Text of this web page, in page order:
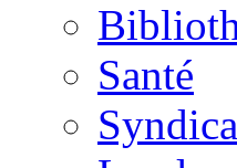
Santé